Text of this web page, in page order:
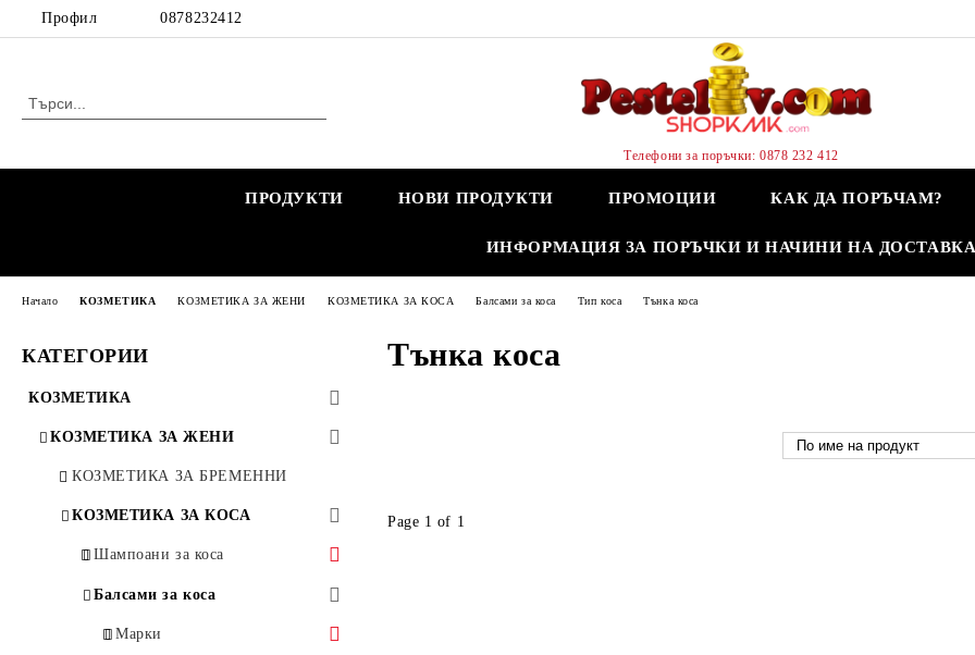
Профил 0878232412
Телефони за поръчки: 0878 232 412
ПРОДУКТИ НОВИ ПРОДУКТИ ПРОМОЦИИ КАК ДА ПОРЪЧАМ?
ИНФОРМАЦИЯ ЗА ПОРЪЧКИ И НАЧИНИ НА ДОСТАВКА
КАТЕГОРИИ
КОЗМЕТИКА
КОЗМЕТИКА ЗА ЖЕНИ
КОЗМЕТИКА ЗА БРЕМЕННИ
КОЗМЕТИКА ЗА КОСА
Шампоани за коса
Марки
Bilka
Тип коса
Балсами за коса
Марки
Начало КОЗМЕТИКА КОЗМЕТИКА ЗА ЖЕНИ КОЗМЕТИКА ЗА КОСА Балсами за коса Тип коса Тънка коса
Тънка коса
Page 1 of 1